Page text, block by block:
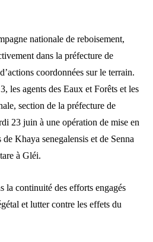
nationale de reboisement,
dans la préfecture de
coordonnées sur le terrain.
les agents des Eaux et Forêts et les
section de la préfecture de
23 juin à une opération de mise en
Khaya senegalensis et de Senna
à Gléi.
la continuité des efforts engagés
et lutter contre les effets du